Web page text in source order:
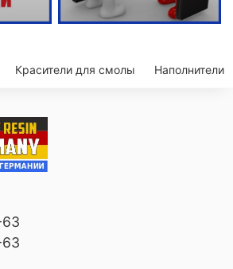
Красители для смолы Наполнители